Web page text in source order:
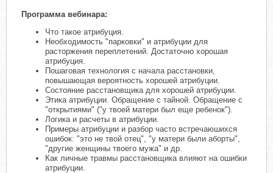
Программа вебинара:
Что такое атрибуция.
Необходимость "парковки" и атрибуции для
расторжения переплетений. Достаточно хорошая
атрибуция.
Пошаговая технология с начала расстановки,
повышающая вероятность хорошей атрибуции.
Состояние расстановщика для хорошей атрибуции.
Этика атрибуции. Обращение с тайной. Обращение с
"открытиями" ("у твоей матери был еще ребенок").
Логика и расчеты в атрибуции.
Примеры атрибуции и разбор часто встречаюшихся
ошибок: "это не твой отец", "у матери были аборты",
"другие женщины твоего мужа" и др.
Как личные травмы расстановщика влияют на ошибки
атрибуции.